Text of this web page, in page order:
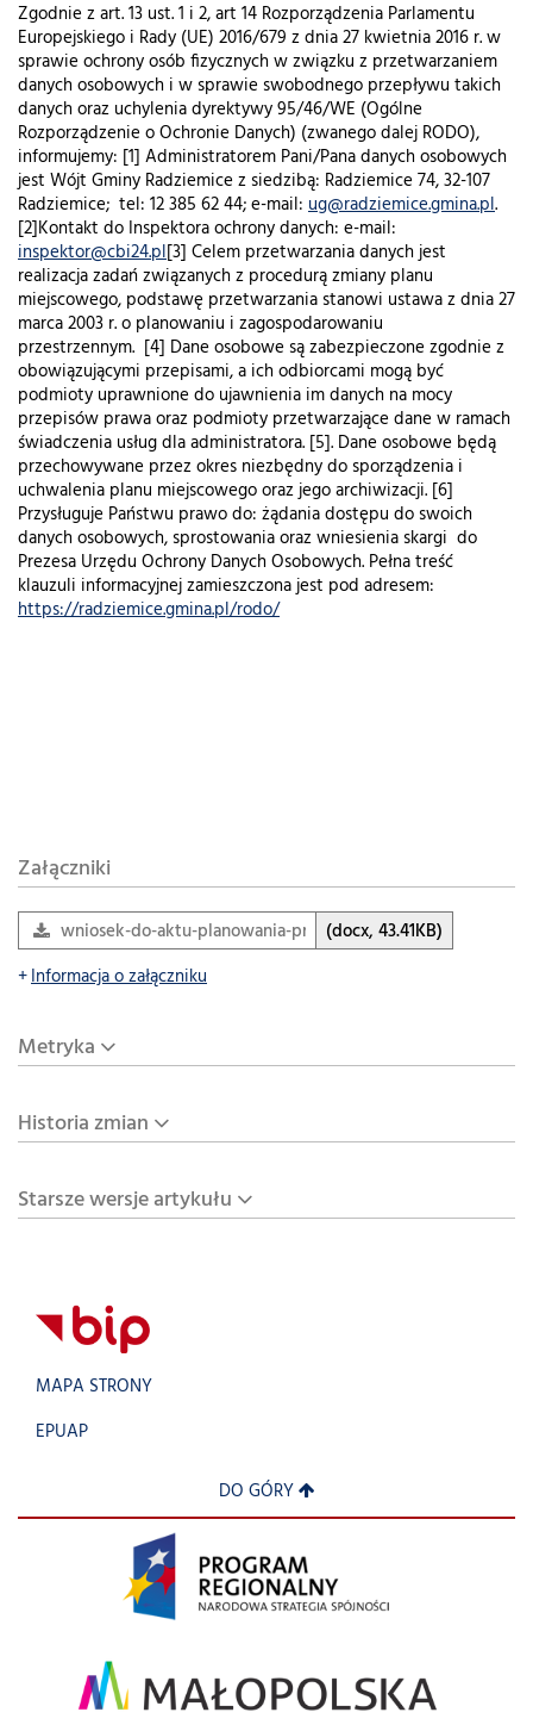
Zgodnie z art. 13 ust. 1 i 2, art 14 Rozporządzenia Parlamentu
Europejskiego i Rady (UE) 2016/679 z dnia 27 kwietnia 2016 r. w
sprawie ochrony osób fizycznych w związku z przetwarzaniem
danych osobowych i w sprawie swobodnego przepływu takich
danych oraz uchylenia dyrektywy 95/46/WE (Ogólne
Rozporządzenie o Ochronie Danych) (zwanego dalej RODO),
informujemy: [1] Administratorem Pani/Pana danych osobowych
jest Wójt Gminy Radziemice z siedzibą: Radziemice 74, 32-107
Radziemice; tel: 12 385 62 44; e-mail: ug@radziemice.gmina.pl.
[2]Kontakt do Inspektora ochrony danych: e-mail:
inspektor@cbi24.pl[3] Celem przetwarzania danych jest
realizacja zadań związanych z procedurą zmiany planu
miejscowego, podstawę przetwarzania stanowi ustawa z dnia 27
marca 2003 r. o planowaniu i zagospodarowaniu
przestrzennym. [4] Dane osobowe są zabezpieczone zgodnie z
obowiązującymi przepisami, a ich odbiorcami mogą być
podmioty uprawnione do ujawnienia im danych na mocy
przepisów prawa oraz podmioty przetwarzające dane w ramach
świadczenia usług dla administratora. [5]. Dane osobowe będą
przechowywane przez okres niezbędny do sporządzenia i
uchwalenia planu miejscowego oraz jego archiwizacji. [6]
Przysługuje Państwu prawo do: żądania dostępu do swoich
danych osobowych, sprostowania oraz wniesienia skargi do
Prezesa Urzędu Ochrony Danych Osobowych. Pełna treść
klauzuli informacyjnej zamieszczona jest pod adresem:
https://radziemice.gmina.pl/rodo/
Załączniki
wniosek-do-aktu-planowania-przestrzennego_zmiana
(docx, 43.41KB)
Informacja o załączniku
Metryka
Historia zmian
Starsze wersje artykułu
MAPA STRONY
EPUAP
DO GÓRY